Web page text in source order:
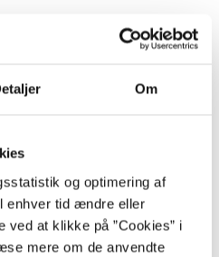
Om
og optimering af
enhver tid ændre eller
at klikke på ”Cookies” i
mere om de anvendte